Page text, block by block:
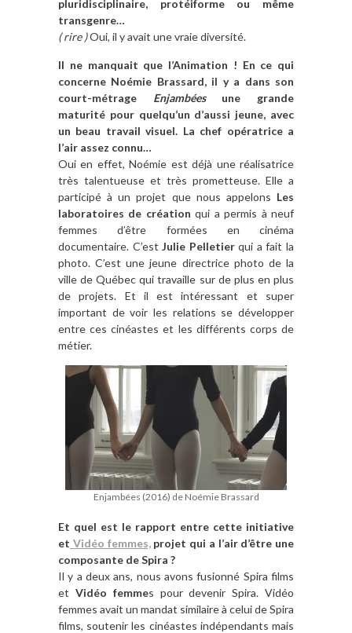
pluridisciplinaire, protéiforme ou même
transgenre…
( rire )Oui, il y avait une vraie diversité.
Il ne manquait que l’Animation ! En ce qui
concerne Noémie Brassard, il y a dans son
court-métrage Enjambéesune grande
maturité pour quelqu’un d’aussi jeune, avec
un beau travail visuel. La chef opératrice a
l’air assez connu…
Oui en effet, Noémie est déjà une réalisatrice
très talentueuse et très prometteuse. Elle a
participé à un projet que nous appelons Les
laboratoires de création qui a permis à neuf
femmes d’être formées en cinéma
documentaire. C’estJulie Pelletierqui a fait la
photo. C’est une jeune directrice photo de la
ville de Québec qui travaille sur de plus en plus
de projets. Et il est intéressant et super
important de voir les relations se développer
entre ces cinéastes et les différents corps de
métier.
Enjambées (2016) de Noémie Brassard
Et quel est le rapport entre cette initiative
et Vidéo femmes,projet qui a l’air d’être une
composante de Spira ?
Il y a deux ans, nous avons fusionné Spira films
et Vidéo femmes pour devenir Spira. Vidéo
femmes avait un mandat similaire à celui de Spira
films, soutenir les cinéastes indépendants mais